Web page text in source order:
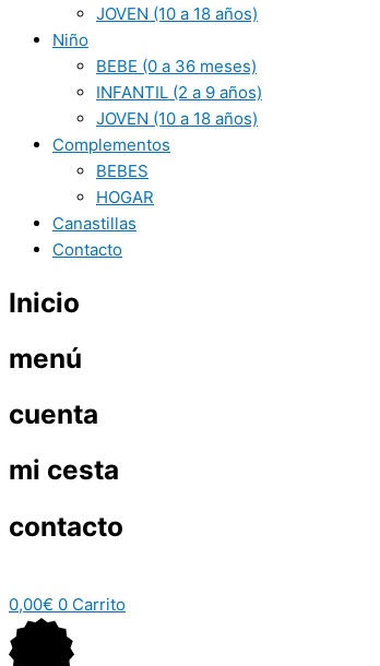
JOVEN (10 a 18 años)
Niño
BEBE (0 a 36 meses)
INFANTIL (2 a 9 años)
JOVEN (10 a 18 años)
Complementos
BEBES
HOGAR
Canastillas
Contacto
Inicio
menú
cuenta
mi cesta
contacto
0,00€ 0 Carrito